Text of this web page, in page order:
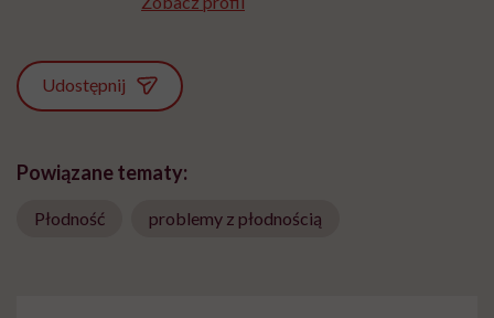
Udostępnij
Powiązane tematy:
Płodność problemy z płodnością